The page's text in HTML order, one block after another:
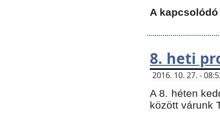
A
8. heti
2016. 10. 27. -
A 8. héten
között várunk